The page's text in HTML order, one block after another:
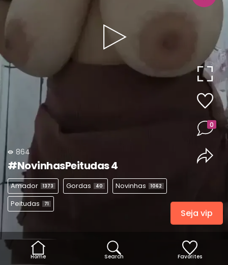
Play
Video
864
#NovinhasPeitudas 4
Amador 1373 Gordas 40 Novinhas 1062
Peitudas 71
0
Home Search Favorites
Seja vip